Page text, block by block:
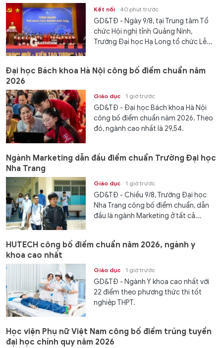
Kết nối 40 phút trước
GD&TĐ - Ngày 9/8, tại Trung tâm Tổ
chức Hội nghị tỉnh Quảng Ninh,
Trường Đại học Hạ Long tổ chức Lễ...
Đại học Bách khoa Hà Nội công bố điểm chuẩn năm
2026
Giáo dục 1 giờ trước
GD&TĐ - Đại học Bách khoa Hà Nội
công bố điểm chuẩn năm 2026. Theo
đó, ngành cao nhất là 29,54.
Ngành Marketing dẫn đầu điểm chuẩn Trường Đại học
Nha Trang
Giáo dục 1 giờ trước
GD&TĐ - Chiều 9/8, Trường Đại học
Nha Trang công bố điểm chuẩn, dẫn
đầu là ngành Marketing ở tất cả...
HUTECH công bố điểm chuẩn năm 2026, ngành y
khoa cao nhất
Giáo dục 1 giờ trước
GD&TĐ - Ngành Y khoa cao nhất với
22 điểm theo phương thức thi tốt
nghiệp THPT.
Học viện Phụ nữ Việt Nam công bố điểm trúng tuyển
đại học chính quy năm 2026